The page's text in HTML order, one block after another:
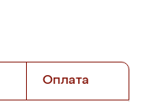
Оплата